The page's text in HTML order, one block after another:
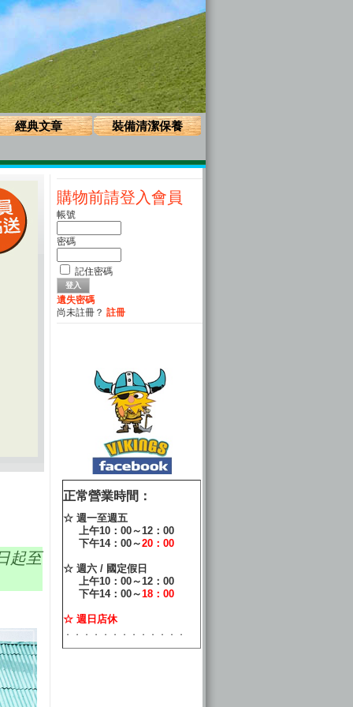
經典文章 裝備清潔保養
起至
購物前請登入會員
帳號
密碼
記住密碼
遺失密碼
尚未註冊？ 註冊
正常營業時間：
☆ 週一至週五
上午10：00～12：00
下午14：00～20：00
☆ 週六 / 國定假日
上午10：00～12：00
下午14：00～18：00
☆ 週日店休
．．．．．．．．．．．．．